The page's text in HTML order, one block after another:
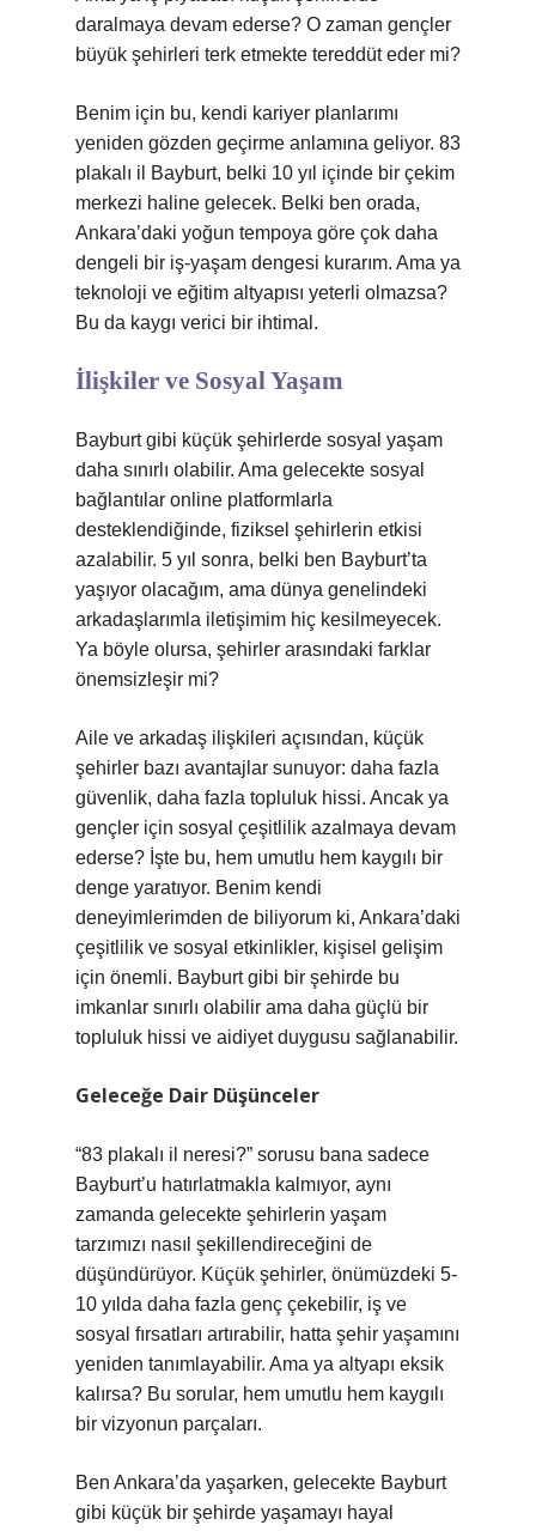
daralmaya devam ederse? O zaman gençler
büyük şehirleri terk etmekte tereddüt eder mi?
Benim için bu, kendi kariyer planlarımı
yeniden gözden geçirme anlamına geliyor. 83
plakalı il Bayburt, belki 10 yıl içinde bir çekim
merkezi haline gelecek. Belki ben orada,
Ankara’daki yoğun tempoya göre çok daha
dengeli bir iş-yaşam dengesi kurarım. Ama ya
teknoloji ve eğitim altyapısı yeterli olmazsa?
Bu da kaygı verici bir ihtimal.
İlişkiler ve Sosyal Yaşam
Bayburt gibi küçük şehirlerde sosyal yaşam
daha sınırlı olabilir. Ama gelecekte sosyal
bağlantılar online platformlarla
desteklendiğinde, fiziksel şehirlerin etkisi
azalabilir. 5 yıl sonra, belki ben Bayburt’ta
yaşıyor olacağım, ama dünya genelindeki
arkadaşlarımla iletişimim hiç kesilmeyecek.
Ya böyle olursa, şehirler arasındaki farklar
önemsizleşir mi?
Aile ve arkadaş ilişkileri açısından, küçük
şehirler bazı avantajlar sunuyor: daha fazla
güvenlik, daha fazla topluluk hissi. Ancak ya
gençler için sosyal çeşitlilik azalmaya devam
ederse? İşte bu, hem umutlu hem kaygılı bir
denge yaratıyor. Benim kendi
deneyimlerimden de biliyorum ki, Ankara’daki
çeşitlilik ve sosyal etkinlikler, kişisel gelişim
için önemli. Bayburt gibi bir şehirde bu
imkanlar sınırlı olabilir ama daha güçlü bir
topluluk hissi ve aidiyet duygusu sağlanabilir.
Geleceğe Dair Düşünceler
“83 plakalı il neresi?” sorusu bana sadece
Bayburt’u hatırlatmakla kalmıyor, aynı
zamanda gelecekte şehirlerin yaşam
tarzımızı nasıl şekillendireceğini de
düşündürüyor. Küçük şehirler, önümüzdeki 5-
10 yılda daha fazla genç çekebilir, iş ve
sosyal fırsatları artırabilir, hatta şehir yaşamını
yeniden tanımlayabilir. Ama ya altyapı eksik
kalırsa? Bu sorular, hem umutlu hem kaygılı
bir vizyonun parçaları.
Ben Ankara’da yaşarken, gelecekte Bayburt
gibi küçük bir şehirde yaşamayı hayal